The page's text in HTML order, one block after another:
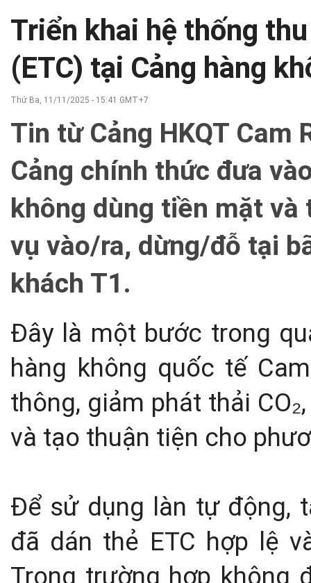
Triển khai hệ thống
(ETC) tại Cảng hàng
Thứ Ba, 11/11/2025 - 15:41 GMT+7
Tin từ Cảng HKQT
Cảng chính thức đưa
không dùng tiền mặt
vụ vào/ra, dừng/đỗ tại
khách T1.
Đây là một bước trong
hàng không quốc tế
thông, giảm phát thải
và tạo thuận tiện cho
Để sử dụng làn tự động,
đã dán thẻ ETC hợp lệ
Trong trường hợp không